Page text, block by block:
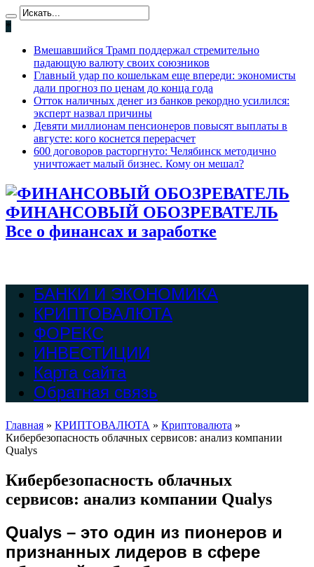
*
Вмешавшийся Трамп поддержал стремительно
падающую валюту своих союзников
Главный удар по кошелькам еще впереди: экономисты
дали прогноз по ценам до конца года
Отток наличных денег из банков рекордно усилился:
эксперт назвал причины
Девяти миллионам пенсионеров повысят выплаты в
августе: кого коснется перерасчет
600 договоров расторгнуто: Челябинск методично
уничтожает малый бизнес. Кому он мешал?
ФИНАНСОВЫЙ ОБОЗРЕВАТЕЛЬ
Все о финансах и заработке
БАНКИ И ЭКОНОМИКА
КРИПТОВАЛЮТА
ФОРЕКС
ИНВЕСТИЦИИ
Карта сайта
Обратная связь
Главная » КРИПТОВАЛЮТА » Криптовалюта »
Кибербезопасность облачных сервисов: анализ компании
Qualys
Кибербезопасность облачных
сервисов: анализ компании Qualys
Qualys – это один из пионеров и
признанных лидеров в сфере